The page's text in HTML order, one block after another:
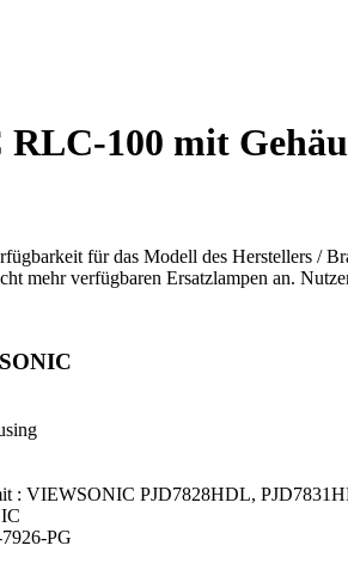
100 mit
für das Modell des Herstellers /
mehr verfügbaren Ersatzlampen an.
: VIEWSONIC PJD7828HDL,
PG